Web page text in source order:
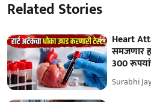
Related Stories
Heart
समजणार
300
Surabhi